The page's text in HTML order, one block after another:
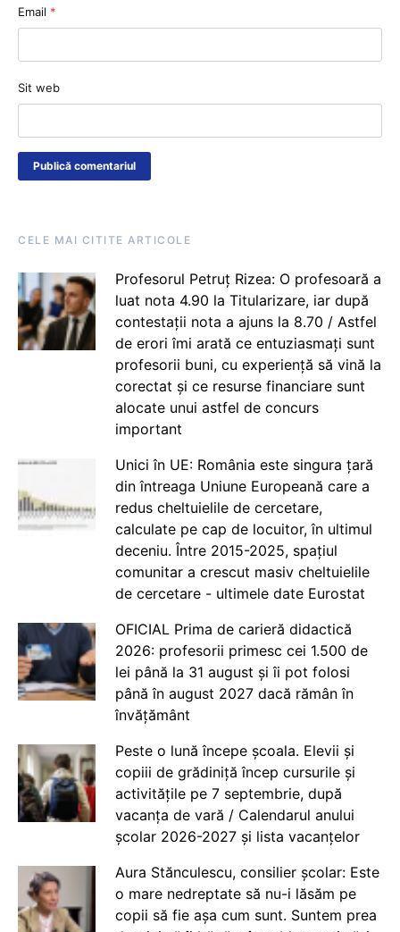
Email *
Sit web
CELE MAI CITITE ARTICOLE
Profesorul Petruț Rizea: O profesoară a
luat nota 4.90 la Titularizare, iar după
contestații nota a ajuns la 8.70 / Astfel
de erori îmi arată ce entuziasmați sunt
profesorii buni, cu experiență să vină la
corectat și ce resurse financiare sunt
alocate unui astfel de concurs
important
Unici în UE: România este singura țară
din întreaga Uniune Europeană care a
redus cheltuielile de cercetare,
calculate pe cap de locuitor, în ultimul
deceniu. Între 2015-2025, spațiul
comunitar a crescut masiv cheltuielile
de cercetare - ultimele date Eurostat
OFICIAL Prima de carieră didactică
2026: profesorii primesc cei 1.500 de
lei până la 31 august și îi pot folosi
până în august 2027 dacă rămân în
învățământ
Peste o lună începe școala. Elevii și
copiii de grădiniță încep cursurile și
activitățile pe 7 septembrie, după
vacanța de vară / Calendarul anului
școlar 2026-2027 și lista vacanțelor
Aura Stănculescu, consilier școlar: Este
o mare nedreptate să nu-i lăsăm pe
copii să fie așa cum sunt. Suntem prea